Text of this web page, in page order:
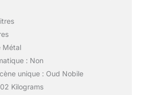
Métal
: Non
unique : Oud Nobile
Kilograms